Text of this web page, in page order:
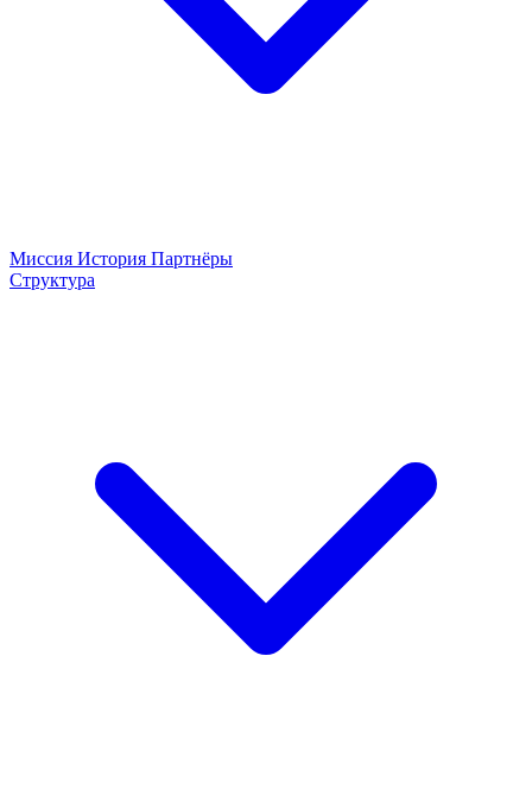
Миссия История Партнёры
Структура